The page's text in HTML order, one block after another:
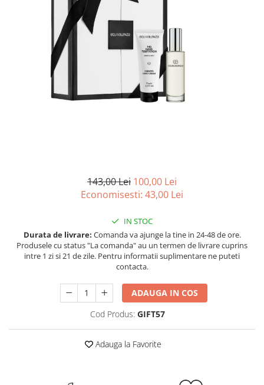
Ulei pentru barba
143,00 Lei 100,00 Lei
Economisesti: 43,00 Lei
IN STOC
Durata de livrare: Comanda va ajunge la tine in 24-48 de ore.
Produsele cu status "La comanda" au un termen de livrare cuprins
intre 1 zi si 21 de zile. Pentru informatii suplimentare ne puteti
contacta.
ADAUGA IN COS
Cod Produs: GIFT57
Adauga la Favorite